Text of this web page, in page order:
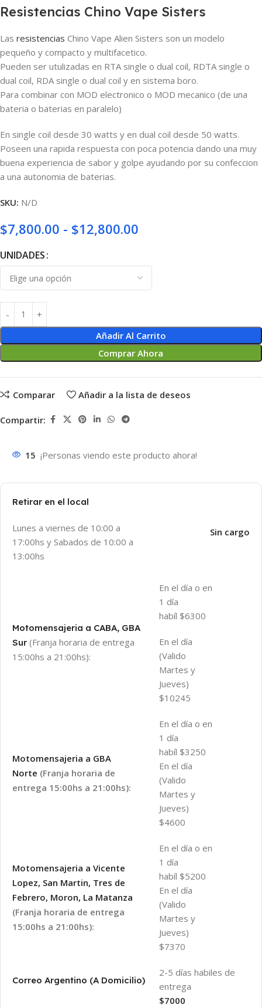
Resistencias Chino Vape Sisters
Las resistencias Chino Vape Alien Sisters son un modelo
pequeño y compacto y multifacetico.
Pueden ser utulizadas en RTA single o dual coil, RDTA single o
dual coil, RDA single o dual coil y en sistema boro.
Para combinar con MOD electronico o MOD mecanico (de una
bateria o baterias en paralelo)
En single coil desde 30 watts y en dual coil desde 50 watts.
Poseen una rapida respuesta con poca potencia dando una muy
buena experiencia de sabor y golpe ayudando por su confeccion
a una autonomia de baterias.
SKU: N/D
$7,800.00 - $12,800.00
UNIDADES
Añadir Al Carrito
Comprar Ahora
Comparar Añadir a la lista de deseos
Compartir:
15 ¡Personas viendo este producto ahora!
Retirar en el local
Lunes a viernes de 10:00 a
17:00hs y Sabados de 10:00 a
13:00hs
Sin cargo
Motomensajeria a CABA, GBA
Sur (Franja horaria de entrega
15:00hs a 21:00hs):
En el día o en
1 día
habíl $6300
En el día
(Valido
Martes y
Jueves)
$10245
Motomensajeria a GBA
Norte (Franja horaria de
entrega 15:00hs a 21:00hs):
En el día o en
1 día
habíl $3250
En el día
(Valido
Martes y
Jueves)
$4600
Motomensajeria a Vicente
Lopez, San Martin, Tres de
Febrero, Moron, La Matanza
(Franja horaria de entrega
15:00hs a 21:00hs):
En el día o en
1 día
habíl $5200
En el día
(Valido
Martes y
Jueves)
$7370
Correo Argentino (A Domicilio)
2-5 días habiles de
entrega
$7000